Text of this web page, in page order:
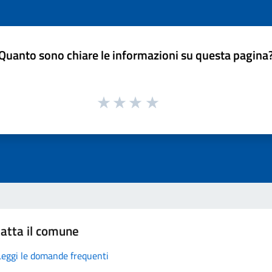
sono chiare le informazioni su questa
il comune
le domande frequenti